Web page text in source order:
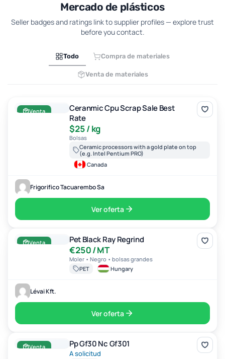
Mercado de plásticos
Seller badges and ratings link to supplier profiles — explore trust
before you contact.
Todo Compra de materiales
Venta de materiales
Venta
Ceranmic Cpu Scrap Sale Best
Rate
$25 / kg
Bolsas
Ceramic processors with a gold plate on top
(e.g. Intel Pentium PRO)
Canada
Frigorifico Tacuarembo Sa
Ver oferta
Venta Pet Black Ray Regrind
€250 / MT
Moler • Negro • bolsas grandes
PET
Hungary
Lévai Kft.
Ver oferta
Venta Pp Gf30 Nc Gf301
A solicitud